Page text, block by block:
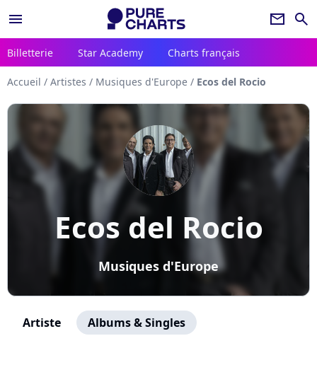
menu newsletter search
Billetterie Star Academy Charts français
Accueil / Artistes / Musiques d'Europe / Ecos del Rocio
Ecos del Rocio
Musiques d'Europe
Artiste Albums & Singles